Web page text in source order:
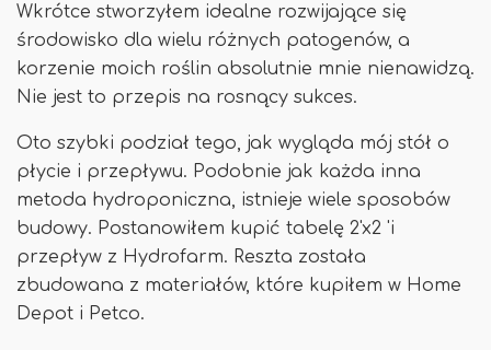
Wkrótce stworzyłem idealne rozwijające się
środowisko dla wielu różnych patogenów, a
korzenie moich roślin absolutnie mnie nienawidzą.
Nie jest to przepis na rosnący sukces.
Oto szybki podział tego, jak wygląda mój stół o
płycie i przepływu. Podobnie jak każda inna
metoda hydroponiczna, istnieje wiele sposobów
budowy. Postanowiłem kupić tabelę 2'x2 'i
przepływ z Hydrofarm. Reszta została
zbudowana z materiałów, które kupiłem w Home
Depot i Petco.